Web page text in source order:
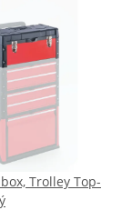
Trolley Top-